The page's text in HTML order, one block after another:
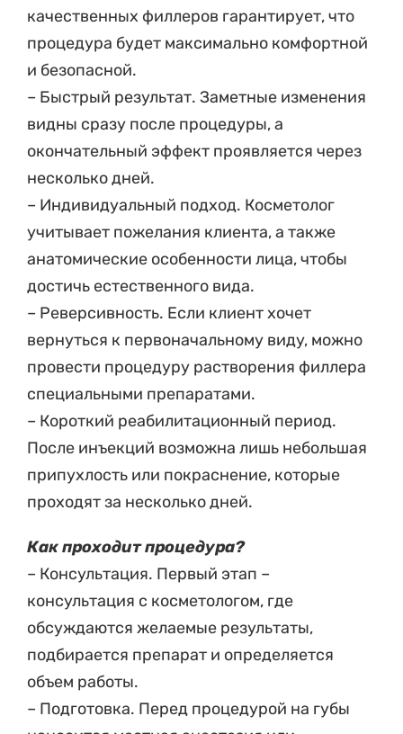
качественных филлеров гарантирует, что
процедура будет максимально комфортной
и безопасной.
– Быстрый результат. Заметные изменения
видны сразу после процедуры, а
окончательный эффект проявляется через
несколько дней.
– Индивидуальный подход. Косметолог
учитывает пожелания клиента, а также
анатомические особенности лица, чтобы
достичь естественного вида.
– Реверсивность. Если клиент хочет
вернуться к первоначальному виду, можно
провести процедуру растворения филлера
специальными препаратами.
– Короткий реабилитационный период.
После инъекций возможна лишь небольшая
припухлость или покраснение, которые
проходят за несколько дней.
Как проходит процедура?
– Консультация. Первый этап –
консультация с косметологом, где
обсуждаются желаемые результаты,
подбирается препарат и определяется
объем работы.
– Подготовка. Перед процедурой на губы